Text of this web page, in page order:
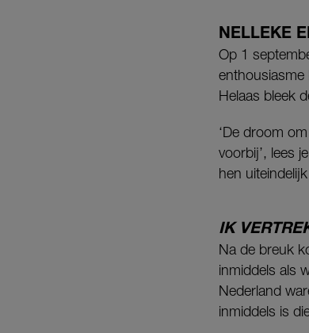
NELLEKE
Op 1
enthousiasme
Helaas bleek
‘De droom
voorbij’, lees
hen
IK
Na de breuk
inmiddels als
Nederland
inmiddels is